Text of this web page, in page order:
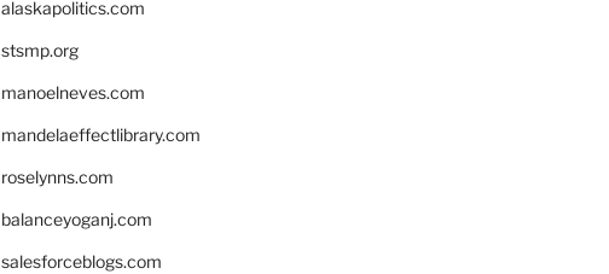
alaskapolitics.com
stsmp.org
manoelneves.com
mandelaeffectlibrary.com
roselynns.com
balanceyoganj.com
salesforceblogs.com